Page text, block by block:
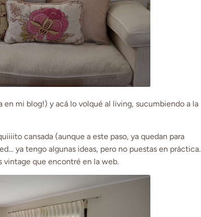
en mi blog!) y acá lo volqué al living, sucumbiendo a la
cansada (aunque a este paso, ya quedan para
ya tengo algunas ideas, pero no puestas en práctica.
vintage que encontré en la web.